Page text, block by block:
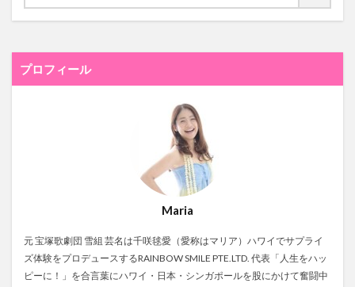
プロフィール
Maria
元 宝塚歌劇団 雪組 芸名は千咲毬愛（愛称はマリア）ハワイでサプライ
ズ体験をプロデュースするRAINBOW SMILE PTE.LTD. 代表「人生をハッ
ピーに！」を合言葉にハワイ・日本・シンガポールを股にかけて奮闘中